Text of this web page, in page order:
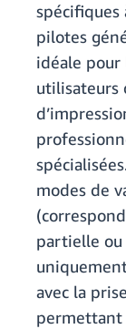
spécifiques
pilotes
idéale pour
utilisateurs
modes de
partielle ou
avec la
permettant